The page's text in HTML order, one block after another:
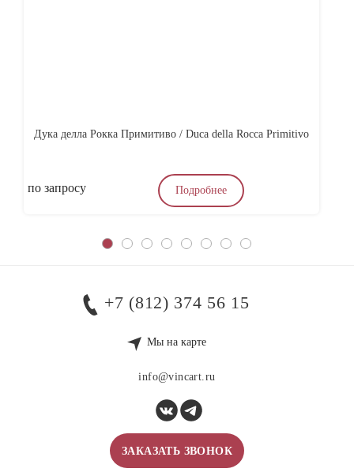
Дука делла Рокка Примитиво / Duca della Rocca Primitivo
по запросу Подробнее
+7 (812) 374 56 15
Мы на карте
info@vincart.ru
ЗАКАЗАТЬ ЗВОНОК